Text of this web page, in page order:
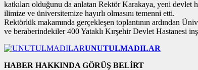
katkıları olduğunu da anlatan Rektör Karakaya, yeni devlet
ilimize ve üniversitemize hayırlı olmasını temenni etti.
Rektörlük makamında gerçekleşen toplantının ardından
ve beraberindekiler 400 Yataklı Kırşehir Devlet Hastanesi
UNUTULMADILAR
HABER HAKKINDA GÖRÜŞ BELİRT